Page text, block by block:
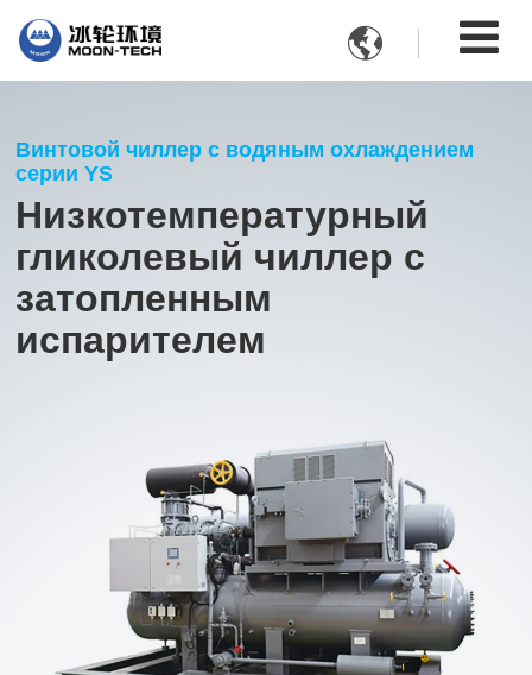

Винтовой чиллер с водяным охлаждением
серии YS
Низкотемпературный
гликолевый чиллер с
затопленным
испарителем